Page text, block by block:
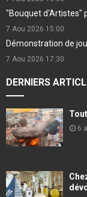
"Bouquet d'Artistes"
7 Aou 2026 15:00
Démonstration de
7 Aou 2026 17:30
DERNIERS
6